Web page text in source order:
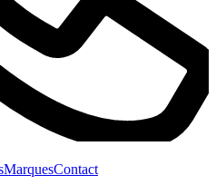
MarquesContact